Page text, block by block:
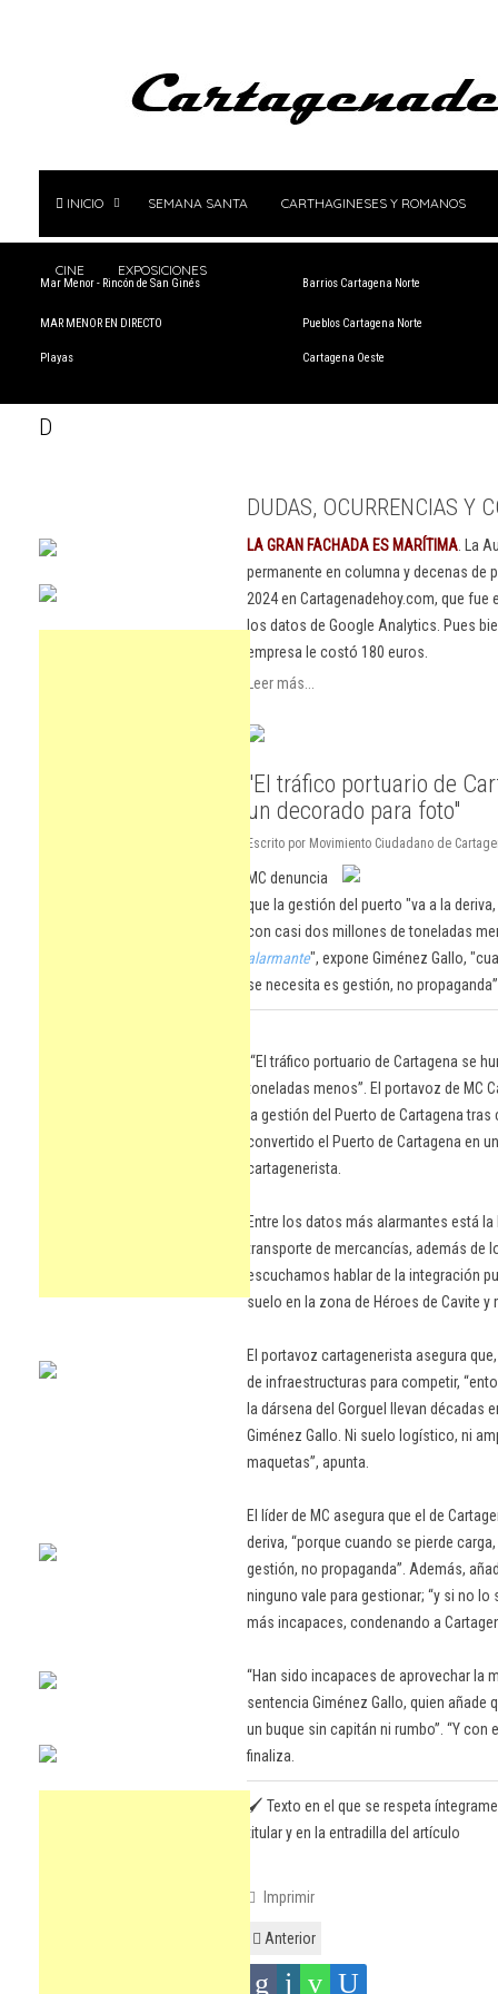
INICIO SEMANA SANTA CARTHAGINESES Y ROMANOS
CINE EXPOSICIONES
Mar Menor - Rincón de San Ginés
MAR MENOR EN DIRECTO
Playas
Barrios Cartagena Norte
Pueblos Cartagena Norte
Cartagena Oeste
D
DUDAS, OCURRENCIAS Y
LA GRAN FACHADA ES MARÍTIMA . La
permanente en columna y decenas
2024 en Cartagenadehoy.com, que
los datos de Google Analytics. Pues
empresa le costó 180 euros.
Leer más...
"El tráfico portuario de
un decorado para foto"
Escrito por Movimiento Ciudadano de
MC denuncia
que la gestión del puerto "va a la
con casi dos millones de toneladas
alarmante", expone Giménez Gallo,
se necesita es gestión, no
“El tráfico portuario de Cartagena se
toneladas menos”. El portavoz de MC
la gestión del Puerto de Cartagena
convertido el Puerto de Cartagena en
cartagenerista.
Entre los datos más alarmantes está
transporte de mercancías, además de
escuchamos hablar de la integración
suelo en la zona de Héroes de Cavite
El portavoz cartagenerista asegura
de infraestructuras para competir,
la dársena del Gorguel llevan décadas
Giménez Gallo. Ni suelo logístico, ni
maquetas”, apunta.
El líder de MC asegura que el de
deriva, “porque cuando se pierde
gestión, no propaganda”. Además,
ninguno vale para gestionar; “y si no
más incapaces, condenando a
“Han sido incapaces de aprovechar la
sentencia Giménez Gallo, quien añade
un buque sin capitán ni rumbo”. “Y
finaliza.
🖌️ Texto en el que se respeta
titular y en la entradilla del artículo
Imprimir
Anterior